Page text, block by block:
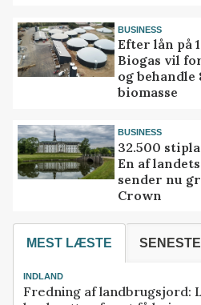
BUSINESS
Efter lån på
Biogas vil
og
biomasse
BUSINESS
32.500
En af
sender nu
Crown
MEST LÆSTE
INDLAND
Fredning af landbrugsjord: